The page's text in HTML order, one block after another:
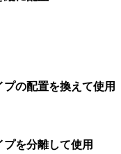
の配置を換えて使用
を分離して使用